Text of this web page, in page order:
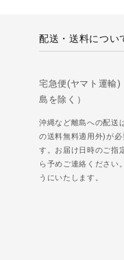
配送・送料につい
宅急便(ヤマト運
島を除く）
沖縄など離島への配送
の送料無料適用外)が
す。お届け日時のご指
ら予めご連絡ください
うにいたします。